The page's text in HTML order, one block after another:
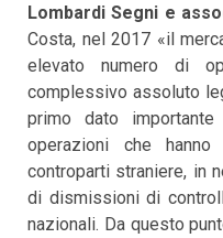
Lombardi Segni e
Costa, nel 2017 «il
elevato numero di
complessivo assoluto
primo dato
operazioni che
controparti straniere, in
di dismissioni di
nazionali. Da questo